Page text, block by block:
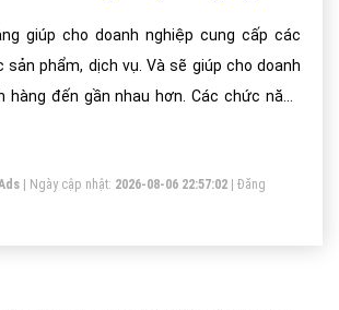
giúp cho doanh nghiệp cung cấp các
phẩm, dịch vụ. Và sẽ giúp cho doanh
hàng đến gần nhau hơn. Các chức năng
| Ngày cập nhật: 2026-08-06 22:57:02
Đăng